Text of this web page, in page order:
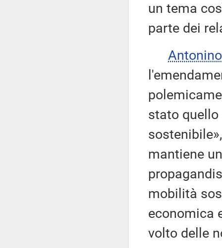
un tema
parte dei
stato
mantiene
mobilità
economica
volto delle